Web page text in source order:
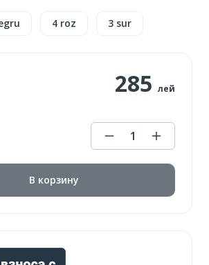
4 roz 3 sur
285 лей
1
В корзину